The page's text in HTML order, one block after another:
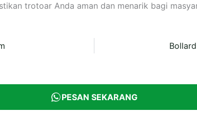
trotoar Anda aman dan menarik bagi
PESAN SEKARANG